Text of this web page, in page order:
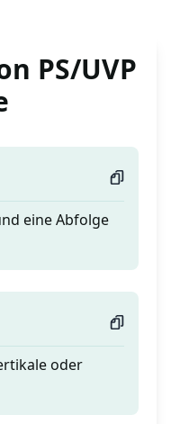
PS/UVP
eine Abfolge
oder